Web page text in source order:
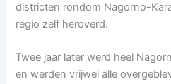
districten rondom Nagorno-
regio zelf heroverd.
Twee jaar later werd heel
en werden vrijwel alle